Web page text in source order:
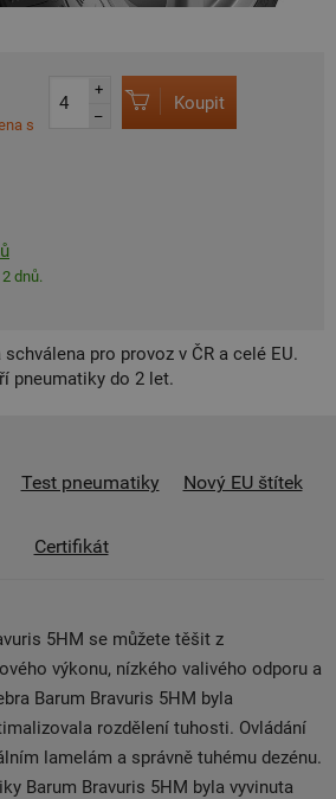
s
dnů.
+
–
Koupit
pro provoz v ČR a celé EU.
pneumatiky do 2 let.
Test pneumatiky Nový EU štítek
Certifikát
5HM se můžete těšit z
výkonu, nízkého valivého odporu a
Barum Bravuris 5HM byla
rozdělení tuhosti. Ovládání
lamelám a správně tuhému dezénu.
Barum Bravuris 5HM byla vyvinuta